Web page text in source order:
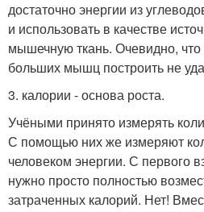
достаточно энергии из
и использовать в качестве
мышечную ткань. Очевидно,
больших мышц построить не
3. калории - основа роста.
Учёными принято измерять
С помощью них же измеряют
человеком энергии. С первого
нужно просто полностью
затраченных калорий. Нет!